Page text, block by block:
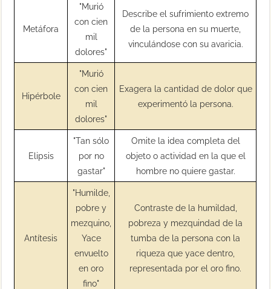
Metáfora
"Murió
con cien
mil
dolores"
Describe el sufrimiento extremo
de la persona en su muerte,
vinculándose con su avaricia.
Hipérbole
"Murió
con cien
mil
dolores"
Exagera la cantidad de dolor que
experimentó la persona.
Elipsis
"Tan sólo
por no
gastar"
Omite la idea completa del
objeto o actividad en la que el
hombre no quiere gastar.
Antítesis
"Humilde,
pobre y
mezquino,
Yace
envuelto
en oro
fino"
Contraste de la humildad,
pobreza y mezquindad de la
tumba de la persona con la
riqueza que yace dentro,
representada por el oro fino.